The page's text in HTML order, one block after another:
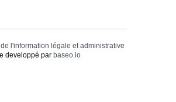
l'information légale et administrative
developpé par baseo.io